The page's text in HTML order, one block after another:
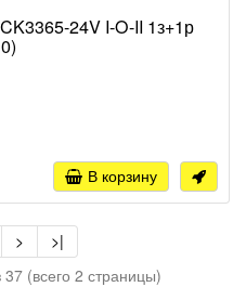
24V I-O-II 1з+1р
В корзину
>
>|
(всего 2 страницы)